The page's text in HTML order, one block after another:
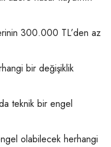
300.000 TL’den az
bir değişiklik
teknik bir engel
olabilecek herhangi